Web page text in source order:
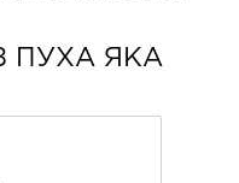
ПУХА ЯКА